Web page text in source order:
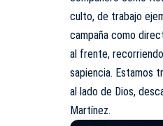
culto, de trabajo
campaña como
al frente,
sapiencia. Estamos
al lado de Dios,
Martínez.